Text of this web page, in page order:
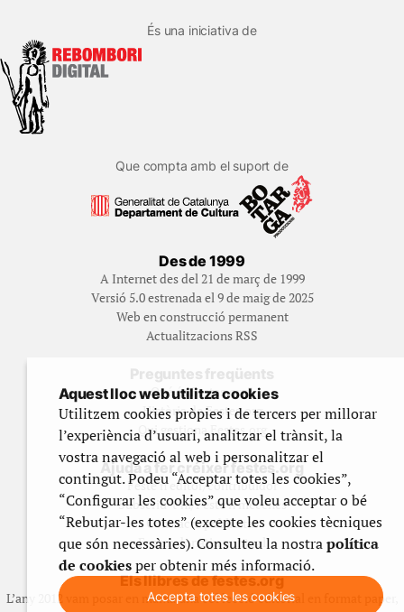
És una iniciativa de
Que compta amb el suport de
Des de 1999
A Internet des del 21 de març de 1999
Versió 5.0 estrenada el 9 de maig de 2025
Web en construcció permanent
Actualitzacions RSS
Preguntes freqüents
Qué és Festes.org?
Història de Festes.org
Qui gestiona Festes.org
Ajuda a fer créixer festes.org
Feste’n editor/contribuidor
Subscriu-t’hi/Feste’n mecenes
Contracta publicitat
Fes un donatiu puntual
Els llibres de festes.org
L’any 2012 vam posar en marxa una col·lecció editorial en format paper,
Aquest lloc web utilitza cookies
Utilitzem cookies pròpies i de tercers per millorar
l’experiència d’usuari, analitzar el trànsit, la
vostra navegació al web i personalitzar el
contingut. Podeu “Acceptar totes les cookies”,
“Configurar les cookies” que voleu acceptar o bé
“Rebutjar-les totes” (excepte les cookies tècniques
que són necessàries). Consulteu la nostrapolítica
de cookiesper obtenir més informació.
Accepta totes les cookies